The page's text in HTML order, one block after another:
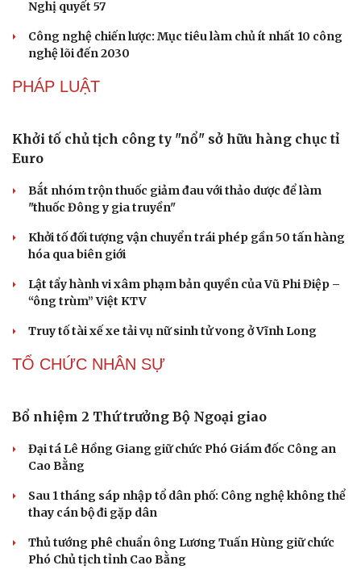
Nghị quyết 57
Công nghệ chiến lược: Mục tiêu làm chủ ít nhất 10 công
nghệ lõi đến 2030
PHÁP LUẬT
Khởi tố chủ tịch công ty "nổ" sở hữu hàng chục tỉ
Euro
Bắt nhóm trộn thuốc giảm đau với thảo dược để làm
"thuốc Đông y gia truyền"
Khởi tố đối tượng vận chuyển trái phép gần 50 tấn hàng
hóa qua biên giới
Lật tẩy hành vi xâm phạm bản quyền của Vũ Phi Điệp –
“ông trùm” Việt KTV
Truy tố tài xế xe tải vụ nữ sinh tử vong ở Vĩnh Long
TỔ CHỨC NHÂN SỰ
Bổ nhiệm 2 Thứ trưởng Bộ Ngoại giao
Đại tá Lê Hồng Giang giữ chức Phó Giám đốc Công an
Cao Bằng
Sau 1 tháng sáp nhập tổ dân phố: Công nghệ không thể
thay cán bộ đi gặp dân
Thủ tướng phê chuẩn ông Lương Tuấn Hùng giữ chức
Phó Chủ tịch tỉnh Cao Bằng